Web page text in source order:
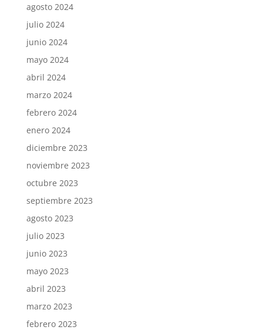
agosto 2024
julio 2024
junio 2024
mayo 2024
abril 2024
marzo 2024
febrero 2024
enero 2024
diciembre 2023
noviembre 2023
octubre 2023
septiembre 2023
agosto 2023
julio 2023
junio 2023
mayo 2023
abril 2023
marzo 2023
febrero 2023